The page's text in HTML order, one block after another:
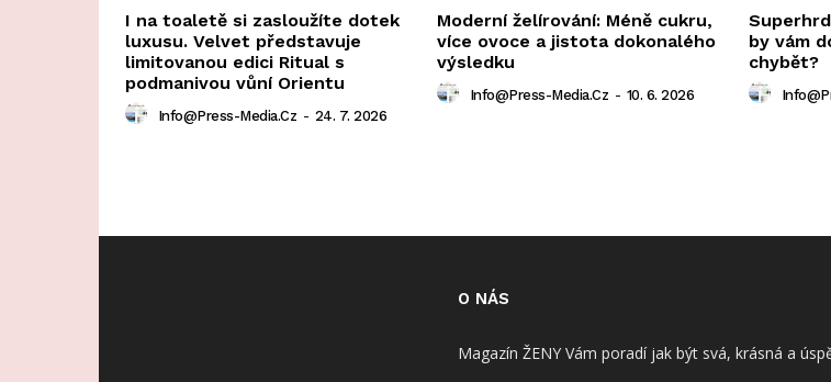
I na toaletě si zasloužíte dotek
luxusu. Velvet představuje
limitovanou edici Ritual s
podmanivou vůní Orientu
Info@press-Media.cz - 24. 7. 2026
Moderní želírování: Méně cukru,
více ovoce a jistota dokonalého
výsledku
Info@press-Media.cz - 10. 6. 2026
by vám
chybět?
O NÁS
Magazín ŽENY Vám poradí jak být svá, krásná a